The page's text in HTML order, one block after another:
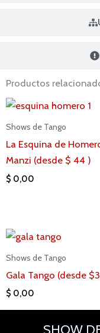
Productos
Shows de Tango
La Esquina de
Manzi (desde $ 44 )
$ 0,00
Shows de Tango
Gala Tango (desde
$ 0,00
SHOW